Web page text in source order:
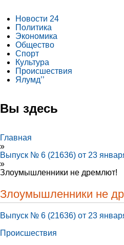
Новости 24
Политика
Экономика
Общество
Спорт
Культура
Происшествия
Ялумд’’
Вы здесь
Главная
»
Выпуск № 6 (21636) от 23
»
Злоумышленники не дремлют!
Злоумышленники не
Выпуск № 6 (21636) от 23
Происшествия